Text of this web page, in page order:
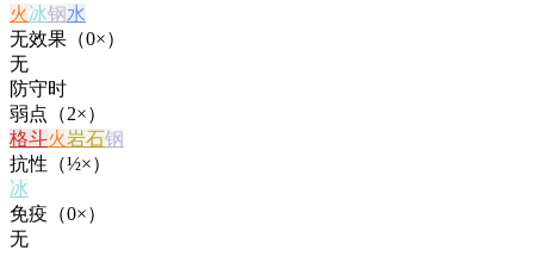
火冰钢水
无效果（0×）
无
防守时
弱点（2×）
格斗火岩石钢
抗性（½×）
冰
免疫（0×）
无